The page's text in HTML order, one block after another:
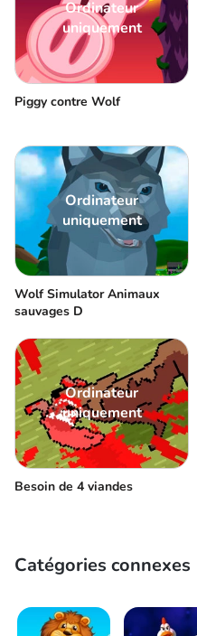
Ordinateur
uniquement
Piggy contre Wolf
Ordinateur
uniquement
Wolf Simulator Animaux
sauvages D
Ordinateur
uniquement
Besoin de 4 viandes
Catégories connexes